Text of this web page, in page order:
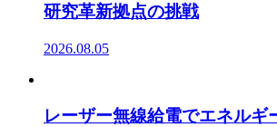
研究革新拠点の挑戦
2026.08.05
レーザー無線給電でエネルギ